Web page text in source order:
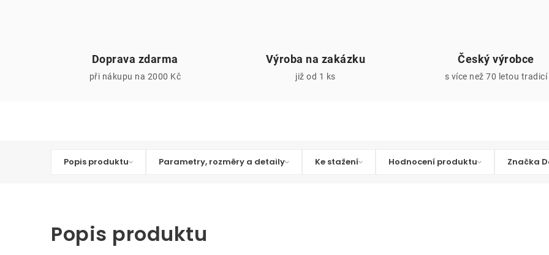
Doprava zdarma
při nákupu na 2000 Kč
Výroba na zakázku
již od 1 ks
Český výrobce
s více než 70 letou tradicí
Popis produktu Parametry, rozměry a detaily Ke stažení Hodnocení produktu Značka
Popis produktu